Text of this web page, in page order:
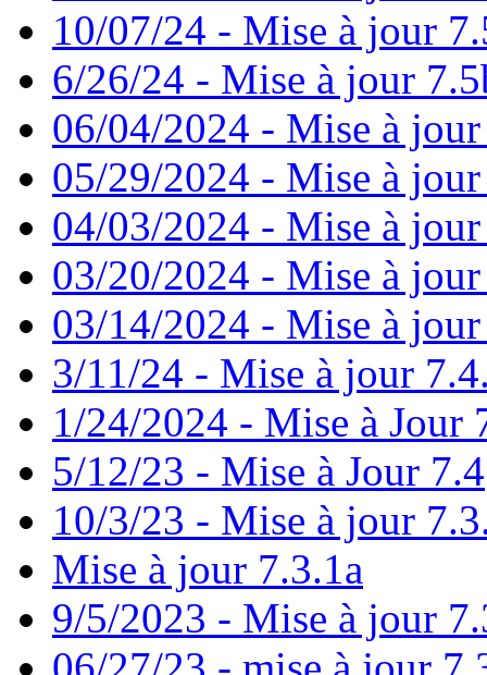
10/07/24 - Mise à jour
6/26/24 - Mise à jour
06/04/2024 - Mise à
05/29/2024 - Mise à
04/03/2024 - Mise à
03/20/2024 - Mise à
03/14/2024 - Mise à
3/11/24 - Mise à jour
1/24/2024 - Mise à Jour
5/12/23 - Mise à Jour 7.4
10/3/23 - Mise à jour
Mise à jour 7.3.1a
9/5/2023 - Mise à jour